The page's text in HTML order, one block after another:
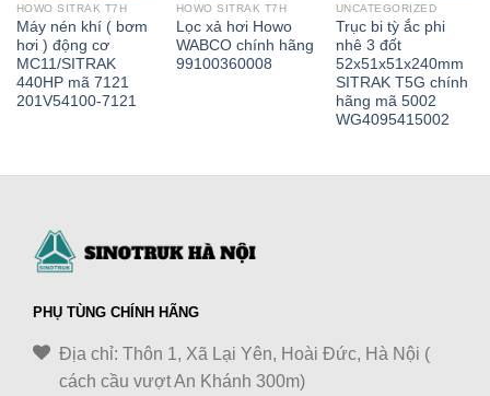
HOWO SITRAK T7H
Máy nén khí ( bơm
hơi ) động cơ
MC11/SITRAK
440HP mã 7121
201V54100-7121
HOWO SITRAK T7H
Lọc xả hơi Howo
WABCO chính hãng
99100360008
UNCATEGORIZED
Trục bi tỳ ắc phi
nhê 3 đốt
52x51x51x240mm
SITRAK T5G chính
hãng mã 5002
WG4095415002
PHỤ TÙNG CHÍNH HÃNG
Địa chỉ: Thôn 1, Xã Lại Yên, Hoài Đức, Hà Nội (
cách cầu vượt An Khánh 300m)